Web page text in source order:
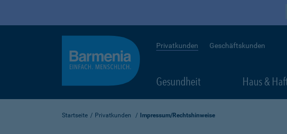
Privatkunden Geschäftskunden
Gesundheit Haus &
Startseite Privatkunden Impressum/Rechtshinweise